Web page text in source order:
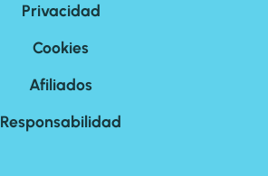
Privacidad
Cookies
Afiliados
Responsabilidad